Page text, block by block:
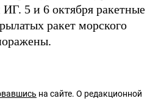
5 и 6 октября ракетные
ракет морского
на сайте. О редакционной